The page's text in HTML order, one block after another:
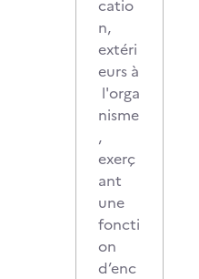
catio
n,
extéri
eurs à
l'orga
nisme
,
exerç
ant
une
foncti
on
d’enc